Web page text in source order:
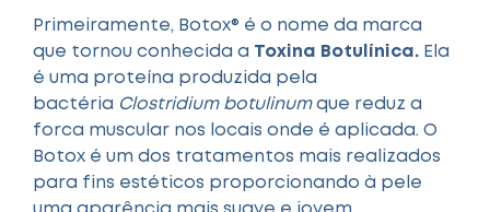
Primeiramente, Botox® é o nome da marca
que tornou conhecida a Toxina Botulínica. Ela
é uma proteína produzida pela
bactéria Clostridium botulinumque reduz a
forca muscular nos locais onde é aplicada. O
Botox é um dos tratamentos mais realizados
para fins estéticos proporcionando à pele